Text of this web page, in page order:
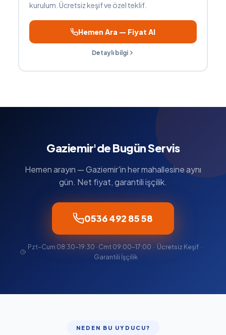
kurulum. Ücretsiz keşif ve özel teklif.
Hemen Ara — Fiyat Al
Detaylı bilgi
Gaziemir'de Bugün Servis
Hemen arayın — Gaziemir'in her mahallesine aynı
gün. Net fiyat, garantili işçilik.
0536 492 85 58
Pzt–Cum 08:30–19:30 · Cmt 09:00–17:00 · Ücretsiz Keşif ·
Garantili İşçilik
NEDEN BU UYDUCU?